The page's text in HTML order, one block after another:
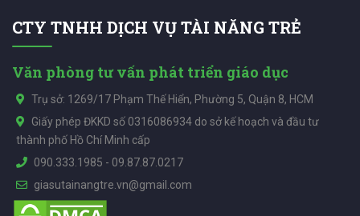
CTY TNHH DỊCH VỤ TÀI NĂNG TRẺ
Văn phòng tư vấn phát triển giáo dục
Trụ sở: 1269/17 Phạm Thế Hiển, Phường 5, Quận 8, HCM
Giấy phép ĐKKD số 0316086934 do sở kế hoạch và đầu tư
thành phố Hồ Chí Minh cấp
090.333.1985 - 09.87.87.0217
giasutainangtre.vn@gmail.com